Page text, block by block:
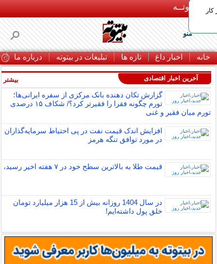
بـیتوتــه
منو
خانه اخبار داغ تازه ها تبلیغات در بیتوته درباره ما
آخرین اخبار اقتصادی
گزارش تکان‌ دهنده بانک مرکزی از سفره ایرانی‌ها؛
تورم چگونه فقرا را فقیرتر کرد؟/ شکاف ۱۵ درصدی
تورم میان فقیر و غنی
افزایش اندک قیمت نفت در پی احتیاط سرمایه‌گذاران
در مورد توافق تنگه هرمز
قیمت طلا به بالاترین سطح خود در ۷ هفته اخیر رسید،
در سال 1404 روزانه بیش از 15 هزار میلیارد تومان
خلق پول داشته‌ایم!
بیشتر